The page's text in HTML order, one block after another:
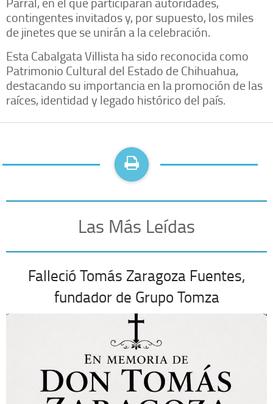
contingentes invitados y, por supuesto, los miles
de jinetes que se unirán a la celebración.
Esta Cabalgata Villista ha sido reconocida como
Patrimonio Cultural del Estado de Chihuahua,
destacando su importancia en la promoción de las
raíces, identidad y legado histórico del país.
Las Más Leídas
Falleció Tomás Zaragoza Fuentes,
fundador de Grupo Tomza